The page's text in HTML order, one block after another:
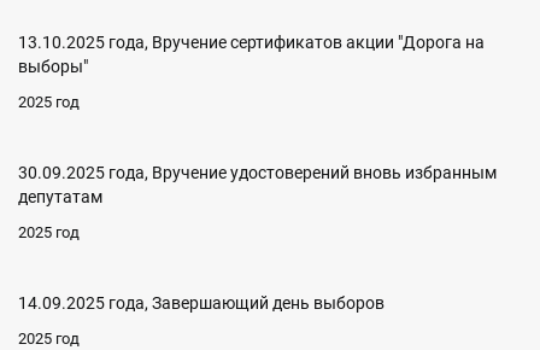
13.10.2025 года, Вручение сертификатов акции "Дорога на
выборы"
2025 год
30.09.2025 года, Вручение удостоверений вновь избранным
депутатам
2025 год
14.09.2025 года, Завершающий день выборов
2025 год